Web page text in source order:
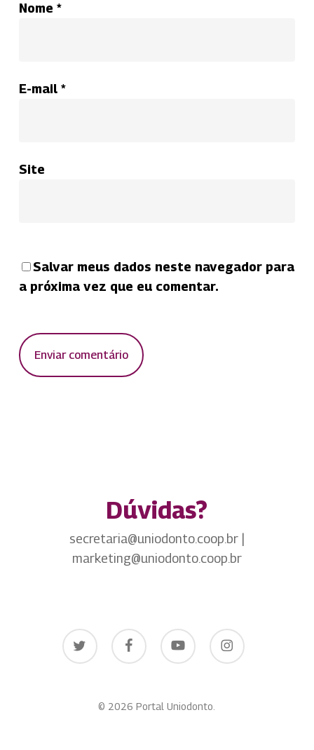
Nome *
E-mail *
Site
Salvar meus dados neste navegador para
a próxima vez que eu comentar.
Dúvidas?
secretaria@uniodonto.coop.br |
marketing@uniodonto.coop.br
twitter facebook youtube instagram
© 2026 Portal Uniodonto.